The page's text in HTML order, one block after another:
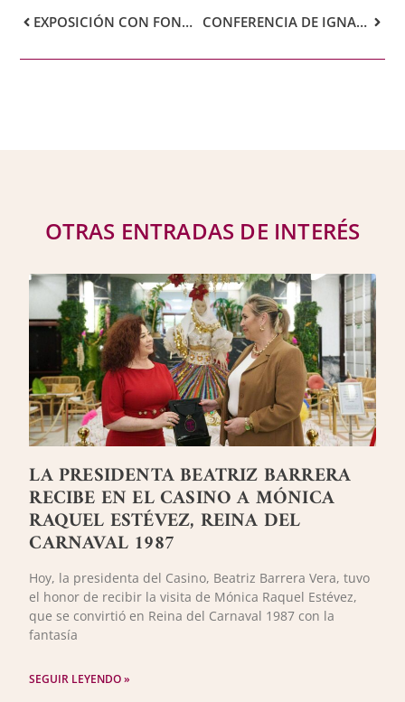
EXPOSICIÓN CON FONDOS BIBLIOGRÁFICOS DEL REAL CASINO DE TENERIFE CONFERENCIA DE IGNACIO GONZÁLEZ SANTIAGO: «CONSTRUYENDO EL NUEVO SANTA CRUZ»
OTRAS ENTRADAS DE INTERÉS
LA PRESIDENTA BEATRIZ BARRERA
RECIBE EN EL CASINO A MÓNICA
RAQUEL ESTÉVEZ, REINA DEL
CARNAVAL 1987
Hoy, la presidenta del Casino, Beatriz Barrera Vera, tuvo
el honor de recibir la visita de Mónica Raquel Estévez,
que se convirtió en Reina del Carnaval 1987 con la
fantasía
SEGUIR LEYENDO »